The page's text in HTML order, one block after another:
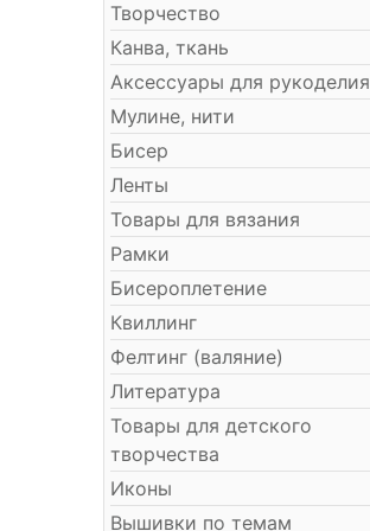
Творчество
Канва, ткань
Аксессуары для рукоделия
Мулине, нити
Бисер
Ленты
Товары для вязания
Рамки
Бисероплетение
Квиллинг
Фелтинг (валяние)
Литература
Товары для детского
творчества
Иконы
Вышивки по темам